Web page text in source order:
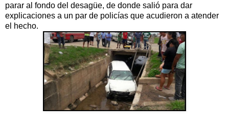
parar al fondo del desagüe, de donde salió para dar
explicaciones a un par de policías que acudieron a atender
el hecho.